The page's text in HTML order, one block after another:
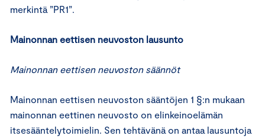
merkintä ”PR1”.
Mainonnan eettisen neuvoston lausunto
Mainonnan eettisen neuvoston säännöt
Mainonnan eettisen neuvoston sääntöjen 1 §:n mukaan
mainonnan eettinen neuvosto on elinkeinoelämän
itsesääntelytoimielin. Sen tehtävänä on antaa lausuntoja